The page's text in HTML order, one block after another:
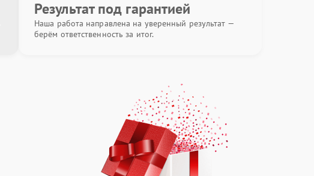
Результат под гарантией
Наша работа направлена на уверенный результат —
берём ответственность за итог.